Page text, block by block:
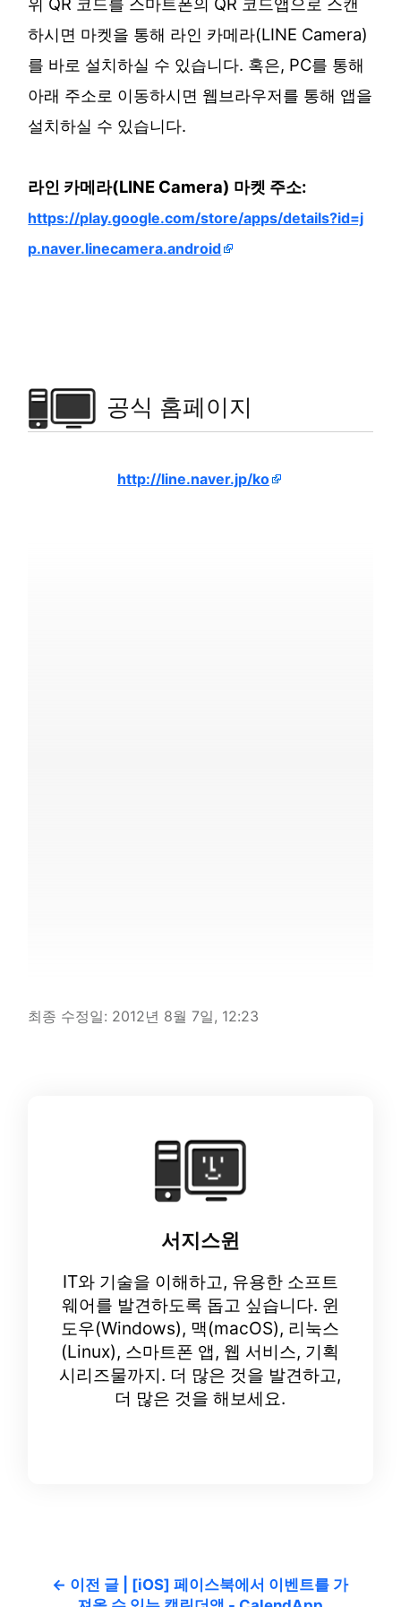
하시면 마켓을 통해 라인 카메라(LINE Camera)
를 바로 설치하실 수 있습니다. 혹은, PC를 통해
아래 주소로 이동하시면 웹브라우저를 통해 앱을
설치하실 수 있습니다.
라인 카메라(LINE Camera) 마켓 주소:
https://play.google.com/store/apps/details?id=j
p.naver.linecamera.android
공식 홈페이지
http://line.naver.jp/ko
최종 수정일: 2012년 8월 7일, 12:23
서지스윈
IT와 기술을 이해하고, 유용한 소프트
웨어를 발견하도록 돕고 싶습니다. 윈
도우(Windows), 맥(macOS), 리눅스
(Linux), 스마트폰 앱, 웹 서비스, 기획
시리즈물까지. 더 많은 것을 발견하고,
더 많은 것을 해보세요.
← 이전 글 | [iOS] 페이스북에서 이벤트를 가